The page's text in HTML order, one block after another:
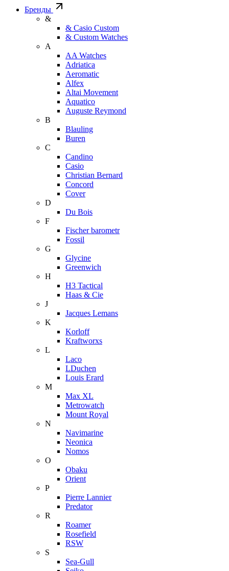
Бренды
&
& Casio Custom
& Custom Watches
A
AA Watches
Adriatica
Aeromatic
Alfex
Altai Movement
Aquatico
Auguste Reymond
B
Blauling
Buren
C
Candino
Casio
Christian Bernard
Concord
Cover
D
Du Bois
F
Fischer barometr
Fossil
G
Glycine
Greenwich
H
H3 Tactical
Haas & Cie
J
Jacques Lemans
K
Korloff
Kraftworxs
L
Laco
LDuchen
Louis Erard
M
Max XL
Metrowatch
Mount Royal
N
Navimarine
Neonica
Nomos
O
Obaku
Orient
P
Pierre Lannier
Predator
R
Roamer
Rosefield
RSW
S
Sea-Gull